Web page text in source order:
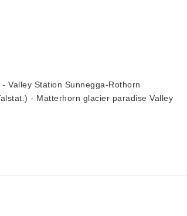
Valley Station Sunnegga-Rothorn
- Matterhorn glacier paradise Valley